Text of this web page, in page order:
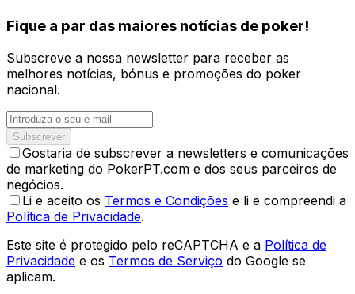
Fique a par das maiores notícias de poker!
Subscreve a nossa newsletter para receber as
melhores notícias, bónus e promoções do poker
nacional.
Subscrever
Gostaria de subscrever a newsletters e comunicações
de marketing do PokerPT.com e dos seus parceiros de
negócios.
Li e aceito os Termos e Condições e li e compreendi a
Política de Privacidade.
Este site é protegido pelo reCAPTCHA e a Política de
Privacidade e os Termos de Serviço do Google se
aplicam.